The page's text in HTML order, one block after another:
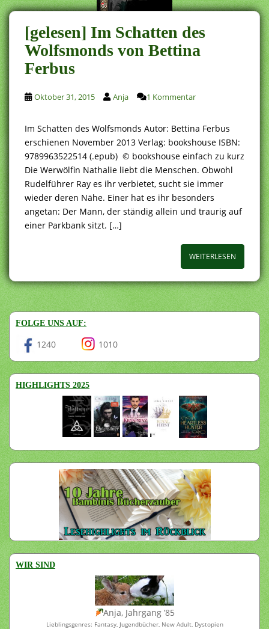
[gelesen] Im Schatten des
Wolfsmonds von Bettina
Ferbus
Oktober 31, 2015 Anja 1 Kommentar
Im Schatten des Wolfsmonds Autor: Bettina Ferbus
erschienen November 2013 Verlag: bookshouse ISBN:
9789963522514 (.epub) © bookshouse einfach zu kurz
Die Werwölfin Nathalie liebt die Menschen. Obwohl
Rudelführer Ray es ihr verbietet, sucht sie immer
wieder deren Nähe. Einer hat es ihr besonders
angetan: Der Mann, der ständig allein und traurig auf
einer Parkbank sitzt. […]
WEITERLESEN
FOLGE UNS AUF:
1240 1010
HIGHLIGHTS 2025
WIR SIND
Anja, Jahrgang ’85
Lieblingsgenres: Fantasy, Jugendbücher, New Adult, Dystopien